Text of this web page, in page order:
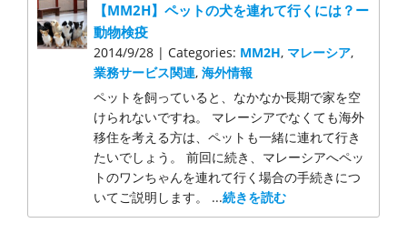
【MM2H】ペットの犬を連れて行くには？ー
動物検疫
2014/9/28 | Categories: MM2H, マレーシア,
業務サービス関連,海外情報
ペットを飼っていると、なかなか長期で家を空
けられないですね。 マレーシアでなくても海外
移住を考える方は、ペットも一緒に連れて行き
たいでしょう。 前回に続き、マレーシアへペッ
トのワンちゃんを連れて行く場合の手続きにつ
いてご説明します。 ...続きを読む